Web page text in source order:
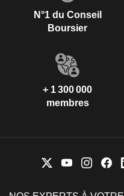
N°1 du Conseil
Boursier
+ 1 300 000
membres